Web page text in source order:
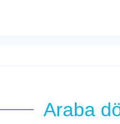
Araba